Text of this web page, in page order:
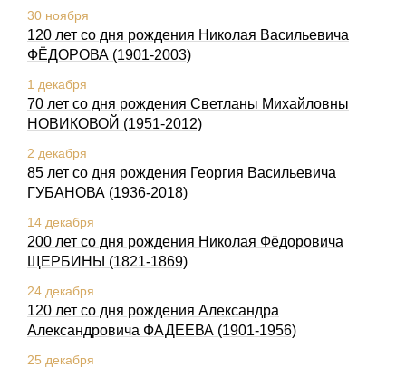
30 ноября
120 лет со дня рождения Николая Васильевича
ФЁДОРОВА (1901-2003)
1 декабря
70 лет со дня рождения Светланы Михайловны
НОВИКОВОЙ (1951-2012)
2 декабря
85 лет со дня рождения Георгия Васильевича
ГУБАНОВА (1936-2018)
14 декабря
200 лет со дня pождения Hиколая Фёдоpовича
ЩЕРБИHЫ (1821-1869)
24 декабря
120 лет со дня pождения Александpа
Александpовича ФАДЕЕВА (1901-1956)
25 декабря